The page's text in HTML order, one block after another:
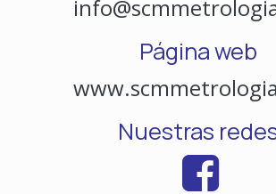
Página web
Nuestras